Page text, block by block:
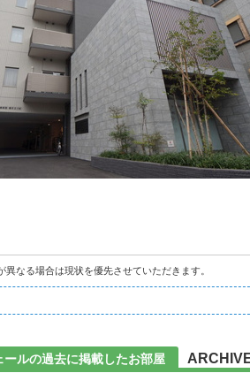
なる場合は現状を優先させていただきます。
ールの過去に掲載したお部屋